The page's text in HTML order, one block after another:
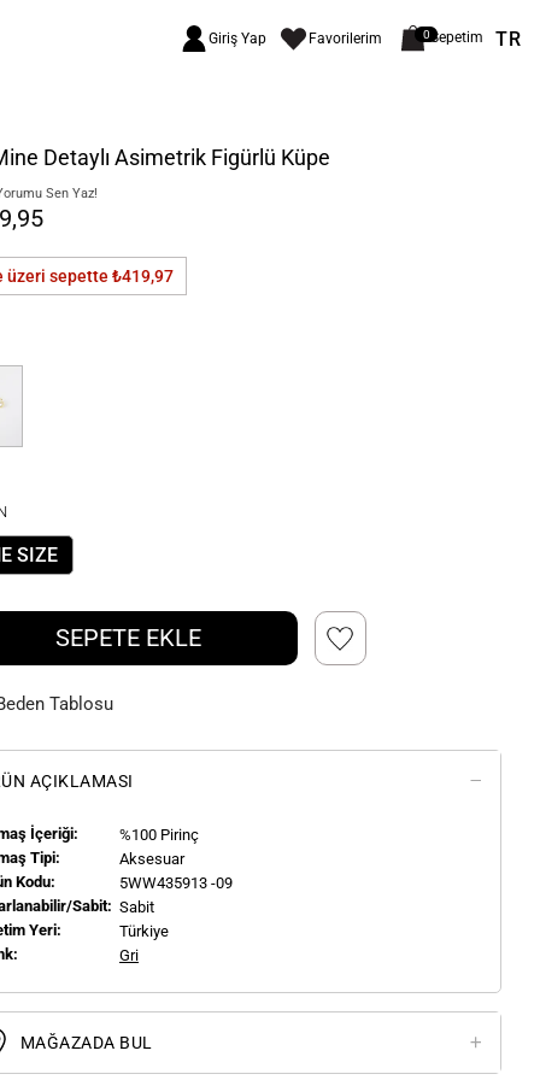
Giriş Yap Favorilerim 0Sepetim TR
Detaylı Asimetrik Figürlü Küpe
Sen Yaz!
üzeri sepette ₺419,97
SIZE
SEPETE EKLE
Tablosu
AÇIKLAMASI
İçeriği:
%100 Pirinç
Tipi:
Aksesuar
Kodu:
5WW435913 -09
Sabit: Sabit
Yeri:
Türkiye
Gri
MAĞAZADA BUL